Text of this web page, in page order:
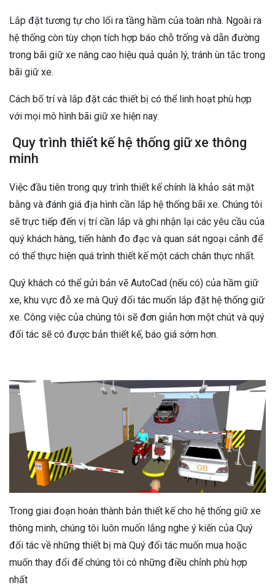
Lắp đặt tương tự cho lối ra tầng hầm của toàn nhà. Ngoài ra
hệ thống còn tùy chọn tích hợp báo chỗ trống và dẫn đường
trong bãi giữ xe nâng cao hiệu quả quản lý, tránh ùn tắc trong
bãi giữ xe.
Cách bố trí và lắp đặt các thiết bị có thể linh hoạt phù hợp
với mọi mô hình bãi giữ xe hiện nay.
Quy trình thiết kế hệ thống giữ xe thông
minh
Việc đầu tiên trong quy trình thiết kế chính là khảo sát mặt
bằng và đánh giá địa hình cần lắp hệ thống bãi xe. Chúng tôi
sẽ trực tiếp đến vị trí cần lắp và ghi nhận lại các yêu cầu của
quý khách hàng, tiến hành đo đạc và quan sát ngoại cảnh để
có thể thực hiện quá trình thiết kế một cách chân thực nhất.
Quý khách có thể gửi bản vẽ AutoCad (nếu có) của hầm giữ
xe, khu vực đỗ xe mà Quý đối tác muốn lắp đặt hệ thống giữ
xe. Công việc của chúng tôi sẽ đơn giản hơn một chút và quý
đối tác sẽ có được bản thiết kế, báo giá sớm hơn.
Trong giai đoạn hoàn thành bản thiết kế cho hệ thống giữ xe
thông minh, chúng tôi luôn muốn lắng nghe ý kiến của Quý
đối tác về những thiết bị mà Quý đối tác muốn mua hoặc
muốn thay đổi để chúng tôi có những điều chỉnh phù hợp
nhất